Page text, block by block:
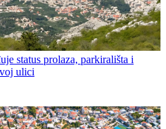
status prolaza, parkirališta i
ulici